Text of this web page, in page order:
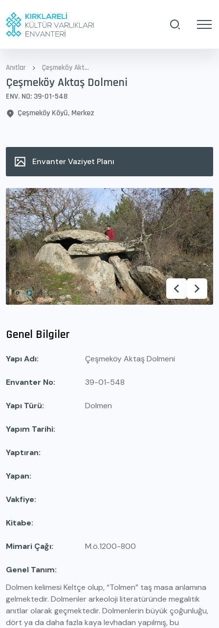
Anıtlar > Çeşmeköy Aktaş Dolmeni
Çeşmeköy Aktaş Dolmeni
Çeşmeköy Köyü, Merkez
ENV. NO: 39-01-548
Genel Bilgiler
Yapı Adı Çeşmeköy Aktaş Dolmeni
Envanter No 39-01-548
Yapı Türü Dolmen
Yapım Tarihi
Yaptıran
Yapan
Vakfiye
Kitabe
Mimari Çağı M.ö.1200-800
Genel Tanım
Dolmen kelimesi Keltçe olup, “Tolmen” taş masa anlamına
gelmektedir. Dolmenler arkeoloji literatüründe megalitik
anıtlar olarak geçmektedir. Dolmenlerin büyük çoğunluğu,
dört ya da daha fazla kaya levhadan yapılmış, bu
Envanter Vaziyet Planı